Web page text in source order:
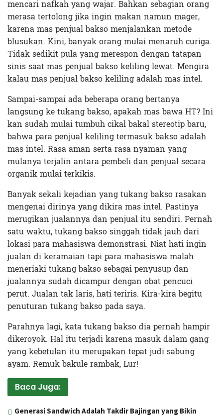
mencari nafkah yang wajar. Bahkan sebagian orang
merasa tertolong jika ingin makan namun mager,
karena mas penjual bakso menjalankan metode
blusukan. Kini, banyak orang mulai menaruh curiga.
Tidak sedikit pula yang merespon dengan tatapan
sinis saat mas penjual bakso keliling lewat. Mengira
kalau mas penjual bakso keliling adalah mas intel.
Sampai-sampai ada beberapa orang bertanya
langsung ke tukang bakso, apakah mas bawa HT? Ini
kan sudah mulai tumbuh cikal bakal stereotip baru,
bahwa para penjual keliling termasuk bakso adalah
mas intel. Rasa aman serta rasa nyaman yang
mulanya terjalin antara pembeli dan penjual secara
organik mulai terkikis.
Banyak sekali kejadian yang tukang bakso rasakan
mengenai dirinya yang dikira mas intel. Pastinya
merugikan jualannya dan penjual itu sendiri. Pernah
satu waktu, tukang bakso singgah tidak jauh dari
lokasi para mahasiswa demonstrasi. Niat hati ingin
jualan di keramaian tapi para mahasiswa malah
meneriaki tukang bakso sebagai penyusup dan
jualannya sudah dicampur dengan obat pencuci
perut. Jualan tak laris, hati teriris. Kira-kira begitu
penuturan tukang bakso pada saya.
Parahnya lagi, kata tukang bakso dia pernah hampir
dikeroyok. Hal itu terjadi karena masuk dalam gang
yang kebetulan itu merupakan tepat judi sabung
ayam. Remuk bakule rambak, Lur!
Baca Juga:
Generasi Sandwich Adalah Takdir Bajingan yang Bikin